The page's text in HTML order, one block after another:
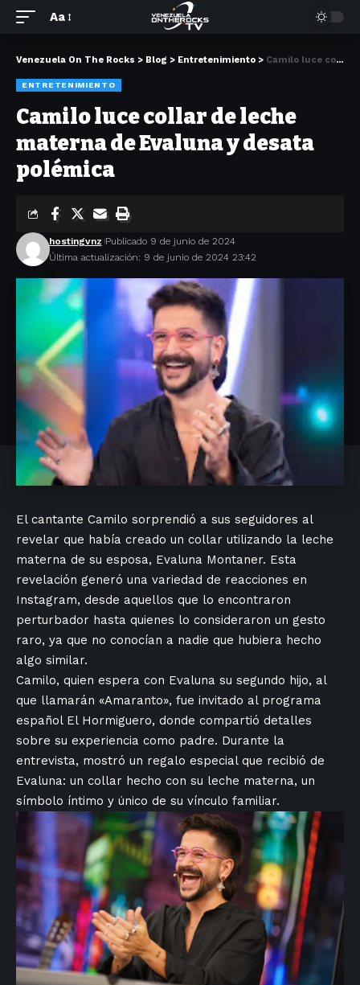
Aa
Venezuela On The Rocks > Blog > Entretenimiento > Camilo luce collar de leche materna de Evaluna y desata polémica
ENTRETENIMIENTO
Camilo luce collar de leche
materna de Evaluna y desata
polémica
Última actualización: 9 de junio de 2024 23:42
hostingvnz Publicado 9 de junio de 2024
El⁢ cantante Camilo sorprendió⁤ a sus seguidores al
revelar que había creado un collar utilizando la leche⁤
materna de su ⁢esposa, Evaluna Montaner. Esta
revelación generó⁢ una variedad ‍de reacciones en
Instagram, desde ‌aquellos que​ lo encontraron
perturbador hasta quienes lo consideraron un gesto
raro, ya que no conocían a nadie que hubiera hecho
algo similar.
Camilo, quien espera con Evaluna su segundo⁢ hijo, al
que‌ llamarán «Amaranto», fue invitado‌ al programa
español El Hormiguero, donde compartió detalles
sobre su experiencia como padre. Durante la
entrevista, mostró un regalo especial que recibió de
Evaluna: un collar⁢ hecho con su ​leche materna, un
símbolo íntimo​ y único de su vínculo familiar.